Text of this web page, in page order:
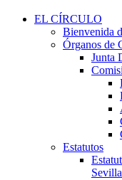
EL CÍRCULO
Bienvenida
Órganos de
Junta
Estatutos
Sevilla